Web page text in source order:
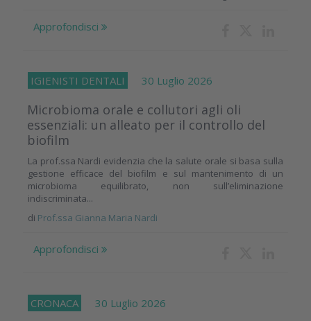
Approfondisci
IGIENISTI DENTALI 30 Luglio 2026
Microbioma orale e collutori agli oli
essenziali: un alleato per il controllo del
biofilm
La prof.ssa Nardi evidenzia che la salute orale si basa sulla
gestione efficace del biofilm e sul mantenimento di un
microbioma equilibrato, non sull’eliminazione
indiscriminata...
di Prof.ssa Gianna Maria Nardi
Approfondisci
CRONACA 30 Luglio 2026